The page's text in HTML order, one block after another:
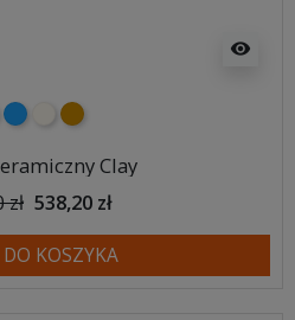
visibility
niebieski
Kremowy
Karmelowy
Clay
zł 538,20 zł
DO KOSZYKA